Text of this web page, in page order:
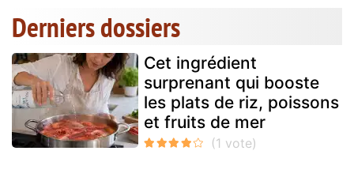
Derniers dossiers
Cet ingrédient
surprenant qui booste
les plats de riz, poissons
et fruits de mer